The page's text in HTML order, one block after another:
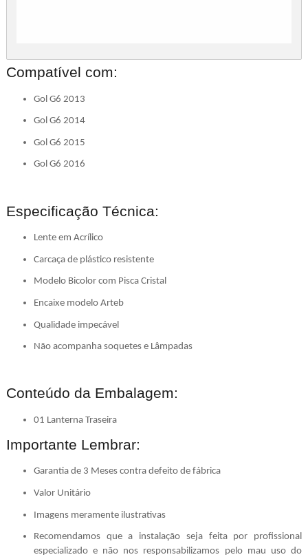
Compatível com:
Gol G6 2013
Gol G6 2014
Gol G6 2015
Gol G6 2016
Especificação Técnica:
Lente em Acrílico
Carcaça de plástico resistente
Modelo Bicolor com Pisca Cristal
Encaixe modelo Arteb
Qualidade impecável
Não acompanha soquetes e Lâmpadas
Conteúdo da Embalagem:
01 Lanterna Traseira
Importante Lembrar:
Garantia de 3 Meses contra defeito de fábrica
Valor Unitário
Imagens meramente ilustrativas
Recomendamos que a instalação seja feita por profissional
especializado e não nos responsabilizamos pelo mau uso do